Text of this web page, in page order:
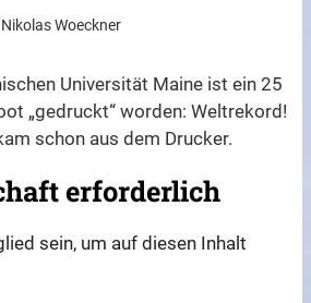
Nikolas Woeckner
Universität Maine ist ein 25
„gedruckt“ worden: Weltrekord!
schon aus dem Drucker.
erforderlich
sein, um auf diesen Inhalt